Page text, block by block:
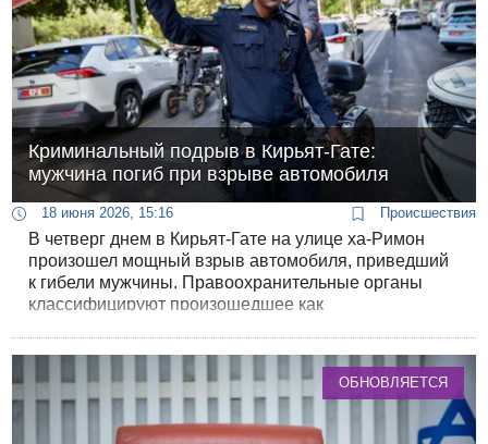
Криминальный подрыв в Кирьят-Гате:
мужчина погиб при взрыве автомобиля
18 июня 2026, 15:16 Происшествия
В четверг днем в Кирьят-Гате на улице ха-Римон
произошел мощный взрыв автомобиля, приведший
к гибели мужчины. Правоохранительные органы
классифицируют произошедшее как
экспертов-криминалистов и саперов.
ОБНОВЛЯЕТСЯ